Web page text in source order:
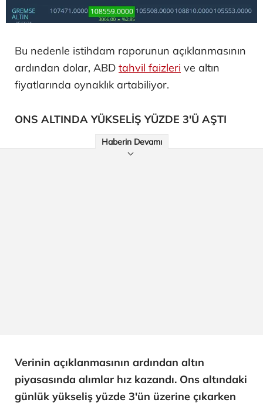
Bu nedenle istihdam raporunun açıklanmasının
ardından dolar, ABD tahvil faizleri ve altın
fiyatlarında oynaklık artabiliyor.
ONS ALTINDA YÜKSELİŞ YÜZDE 3'Ü AŞTI
Haberin Devamı
Verinin açıklanmasının ardından altın
piyasasında alımlar hız kazandı. Ons altındaki
günlük yükseliş yüzde 3'ün üzerine çıkarken